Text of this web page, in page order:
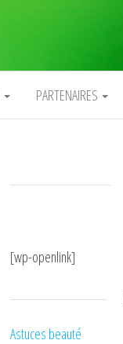
PARTENAIRES
[wp-openlink]
Astuces beauté